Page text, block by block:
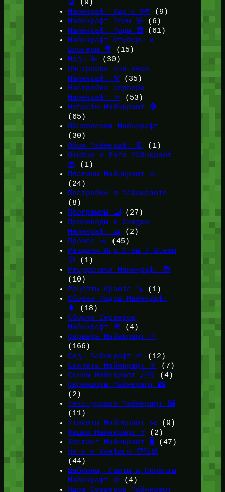
🤖
(9)
Майнкрафт Карты 🗺️(9)
Майнкрафт Мемы 🤣 (6)
Майнкрафт Моды 🟩 (61)
Майнкрафт Ютуберы и
Блогеры 🎥
(15)
Моды 💫
(30)
Настройка плагинов
Майнкрафт ⚒️(35)
Настройка сервера
Майнкрафт 🔦 (53)
Новости Майнкрафт 🔴
(65)
Обновления Майнкрафт
(30)
Обои Майнкрафт 📔
(1)
Ошибки и Баги Майнкрафт
🐞(1)
Плагины Майнкрафт ♨️
(24)
Постройки в Майнкрафте
(8)
Программы ⌨️(27)
Промокоды и Скидки
Майнкрафт 🎫
(2)
Прочее 🧱 (45)
Раздачи Игр Стим / Steam
🎲 (1)
Ресурспаки Майнкрафт 📚
(10)
Рецепты Крафта 🪚 (1)
Сборки Модов Майнкрафт
🧳
(18)
Сборки Серверов
Майнкрафт 🎁 (4)
Сервера Майнкрафт 🛜
(166)
Сиды Майнкрафт 🌱
(12)
Скачать Майнкрафт 🔽
(7)
Скины Майнкрафт 🤹🏻
(4)
Скриншоты Майнкрафт 📸
(2)
Текстурпаки Майнкрафт 🖼️
(11)
Утилиты Майнкрафт ✂️ (9)
Фишки Майнкрафт ⭐(2)
Хостинг Майнкрафт 🖥️ (47)
Читы и Конфиги 🧑🏻‍💻
(44)
Шаблоны, Сайты и Скрипты
Майнкрафт ⚙️ (4)
Ядра Серверов Майнкрафт